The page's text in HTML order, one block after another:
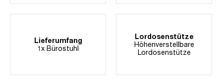
Lieferumfang
1x Bürostuhl
Lordosenstütze
Höhenverstellbare
Lordosenstütze